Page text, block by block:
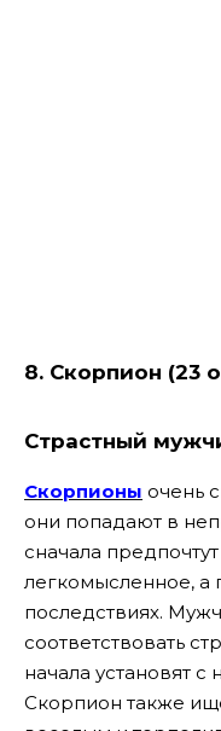
8. Скорпион (23
Страстный
Скорпионы очень
они попадают в
сначала
легкомысленное, а
последствиях.
соответствовать
начала установят с
Скорпион также